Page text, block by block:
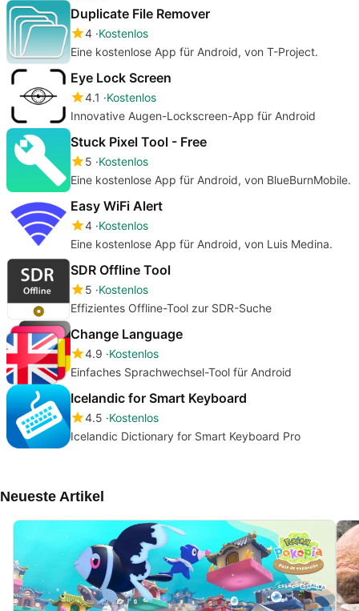
Duplicate File Remover
4 Kostenlos
Eine kostenlose App für Android, von T-Project.
Eye Lock Screen
4.1
Kostenlos
Innovative Augen-Lockscreen-App für Android
Stuck Pixel Tool - Free
5 Kostenlos
Eine kostenlose App für Android, von BlueBurnMobile.
Easy WiFi Alert
4 Kostenlos
Eine kostenlose App für Android, von Luis Medina.
SDR Offline Tool
5 Kostenlos
Effizientes Offline-Tool zur SDR-Suche
Change Language
4.9 Kostenlos
Einfaches Sprachwechsel-Tool für Android
Icelandic for Smart Keyboard
4.5 Kostenlos
Icelandic Dictionary for Smart Keyboard Pro
Neueste Artikel